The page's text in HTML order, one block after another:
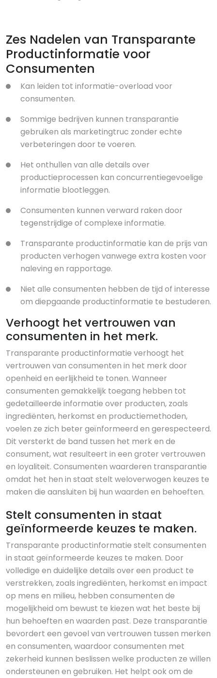
Zes Nadelen van Transparante
Productinformatie voor
Consumenten
Kan leiden tot informatie-overload voor
consumenten.
Sommige bedrijven kunnen transparantie
gebruiken als marketingtruc zonder echte
verbeteringen door te voeren.
Het onthullen van alle details over
productieprocessen kan concurrentiegevoelige
informatie blootleggen.
Consumenten kunnen verward raken door
tegenstrijdige of complexe informatie.
Transparante productinformatie kan de prijs van
producten verhogen vanwege extra kosten voor
naleving en rapportage.
Niet alle consumenten hebben de tijd of interesse
om diepgaande productinformatie te bestuderen.
Verhoogt het vertrouwen van
consumenten in het merk.
Transparante productinformatie verhoogt het
vertrouwen van consumenten in het merk door
openheid en eerlijkheid te tonen. Wanneer
consumenten gemakkelijk toegang hebben tot
gedetailleerde informatie over producten, zoals
ingrediënten, herkomst en productiemethoden,
voelen ze zich beter geïnformeerd en gerespecteerd.
Dit versterkt de band tussen het merk en de
consument, wat resulteert in een groter vertrouwen
en loyaliteit. Consumenten waarderen transparantie
omdat het hen in staat stelt weloverwogen keuzes te
maken die aansluiten bij hun waarden en behoeften.
Stelt consumenten in staat
geïnformeerde keuzes te maken.
Transparante productinformatie stelt consumenten
in staat geïnformeerde keuzes te maken. Door
volledige en duidelijke details over een product te
verstrekken, zoals ingrediënten, herkomst en impact
op mens en milieu, hebben consumenten de
mogelijkheid om bewust te kiezen wat het beste bij
hun behoeften en waarden past. Deze transparantie
bevordert een gevoel van vertrouwen tussen merken
en consumenten, waardoor consumenten met
zekerheid kunnen beslissen welke producten ze willen
ondersteunen en gebruiken. Het helpt ook om de